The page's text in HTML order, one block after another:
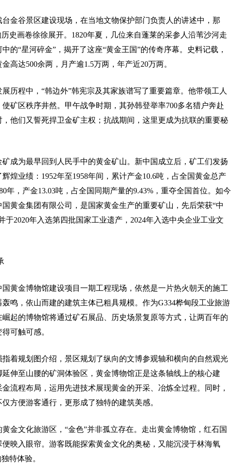
谷景区建设现场，在当地文物保护部门负责人的讲述中，那
史画卷徐徐展开。1820年夏，几位来自蓬莱的采参人沿苇沙河走
的“星河碎金”，揭开了这座“黄金王国”的传奇序幕。史料记载，
高达500余两，月产逾1.5万两，年产近20万两。
程中，“韩边外”韩宪宗及其家族谱写了重要篇章。他带领工人
矿区秩序井然。甲午战争时期，其孙韩登举率700多名猎户奔赴
他们又誓死捍卫金矿主权；抗战期间，这里更成为抗联的重要秘
为最早回到人民手中的黄金矿山。新中国成立后，矿工们发扬
煌业绩：1952年至1958年间，累计产金10.6吨，占全国黄金总产
年，产金13.03吨，占全国同期产量的9.43%，重夺全国首位。如今
黄金集团有限公司，是国家黄金生产的重要矿山，先后荣获“中
于2020年入选第四批国家工业遗产，2024年入选中央企业工业文
金博物馆建设项目一期工程现场，依然是一片热火朝天的施工
鸣，依山而建的建筑主体已粗具规模。作为G334桦甸段工业旅游
起的博物馆将通过矿石展品、历史场景复原等方式，让两百年的
可触可感。
规划图介绍，景区规划了纵向的文博参观轴和横向的自然观光
伸至山腰的矿洞体验区，黄金博物馆正是这条轴线上的核心建
流程布局，运用先进技术展现黄金的开采、冶炼全过程。同时，
方便游客通行，更形成了独特的建筑美感。
文化旅游区，“金色”并非孤立存在。走出黄金博物馆，红石国
映入眼帘。游客既能探索黄金文化的奥秘，又能沉浸于林海氧
特体验。